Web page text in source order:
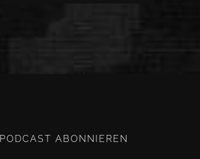
PODCAST ABONNIEREN